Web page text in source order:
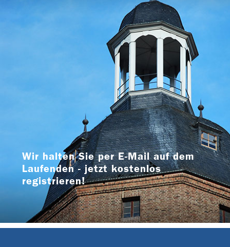
Wir halten Sie per E-Mail auf dem
Laufenden - jetzt kostenlos
registrieren!